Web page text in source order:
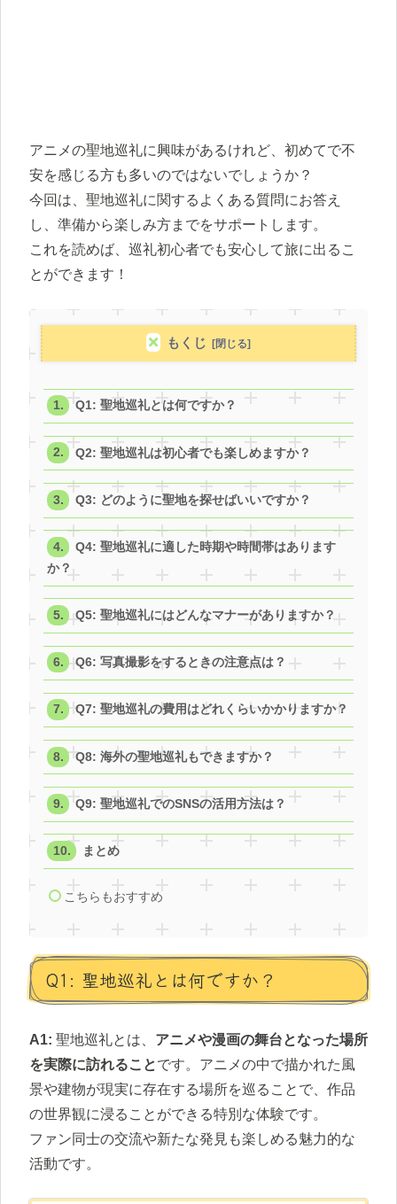
アニメの聖地巡礼に興味があるけれど、初めてで不
安を感じる方も多いのではないでしょうか？
今回は、聖地巡礼に関するよくある質問にお答え
し、準備から楽しみ方までをサポートします。
これを読めば、巡礼初心者でも安心して旅に出るこ
とができます！
もくじ
Q1: 聖地巡礼とは何ですか？
Q2: 聖地巡礼は初心者でも楽しめますか？
Q3: どのように聖地を探せばいいですか？
Q4: 聖地巡礼に適した時期や時間帯はあります
か？
Q5: 聖地巡礼にはどんなマナーがありますか？
Q6: 写真撮影をするときの注意点は？
Q7: 聖地巡礼の費用はどれくらいかかりますか？
Q8: 海外の聖地巡礼もできますか？
Q9: 聖地巡礼でのSNSの活用方法は？
まとめ
こちらもおすすめ
Q1: 聖地巡礼とは何ですか？
A1: 聖地巡礼とは、 アニメや漫画の舞台となった場所
を実際に訪れることです。アニメの中で描かれた風
景や建物が現実に存在する場所を巡ることで、作品
の世界観に浸ることができる特別な体験です。
ファン同士の交流や新たな発見も楽しめる魅力的な
活動です。